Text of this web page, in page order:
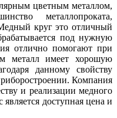
цветным металлом,
металлопроката,
круг это отличный
под нужную
отлично помогают при
металл имеет хорошую
данному свойству
Компания
и реализации медного
доступная цена и